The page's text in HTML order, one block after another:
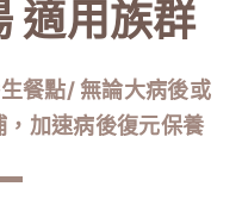
適用族群
餐點/ 無論大病後或
加速病後復元保養